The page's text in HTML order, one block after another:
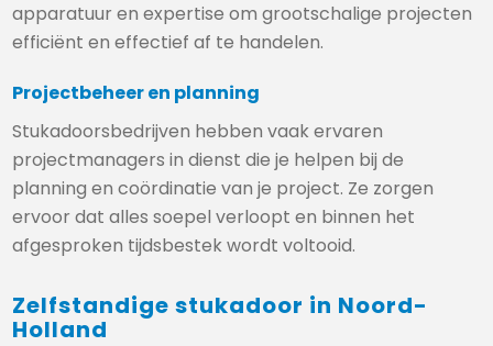
apparatuur en expertise om grootschalige projecten
efficiënt en effectief af te handelen.
Projectbeheer en planning
Stukadoorsbedrijven hebben vaak ervaren
projectmanagers in dienst die je helpen bij de
planning en coördinatie van je project. Ze zorgen
ervoor dat alles soepel verloopt en binnen het
afgesproken tijdsbestek wordt voltooid.
Zelfstandige stukadoor in Noord-
Holland